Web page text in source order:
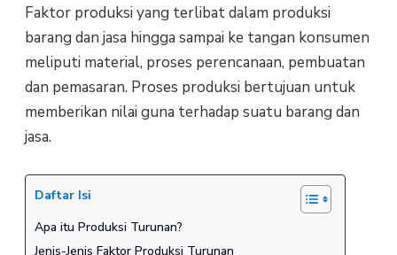
Faktor produksi yang terlibat dalam produksi
barang dan jasa hingga sampai ke tangan konsumen
meliputi material, proses perencanaan, pembuatan
dan pemasaran. Proses produksi bertujuan untuk
memberikan nilai guna terhadap suatu barang dan
jasa.
Daftar Isi
Apa itu Produksi Turunan?
Jenis-Jenis Faktor Produksi Turunan